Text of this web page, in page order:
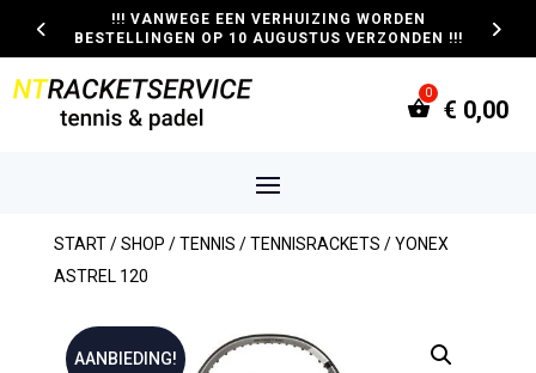
!!! VANWEGE EEN VERHUIZING WORDEN
BESTELLINGEN OP 10 AUGUSTUS VERZONDEN !!!
€ 0,00
START/SHOP /TENNIS /TENNISRACKETS / YONEX
ASTREL 120
AANBIEDING!